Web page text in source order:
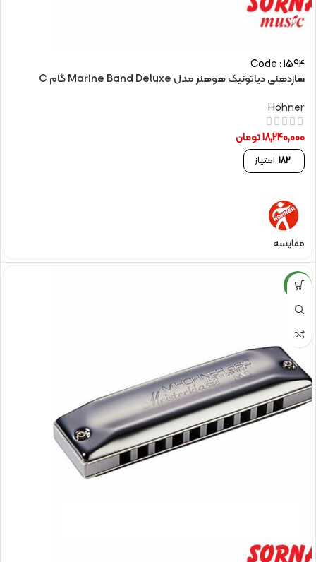
Code : 1594
سازدهنی دیاتونیک هوهنر مدل Marine Band Deluxe گام C
Hohner
18,240,000تومان
182 امتیاز
مقایسه
NEW